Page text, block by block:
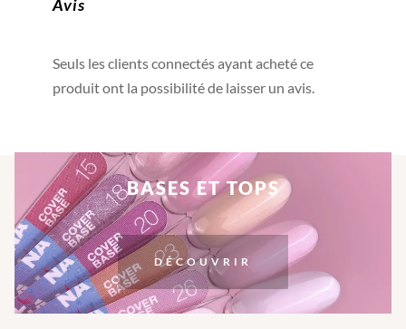
Avis
Seuls les clients connectés ayant acheté ce
produit ont la possibilité de laisser un avis.
BASES ET TOPS
DÉCOUVRIR